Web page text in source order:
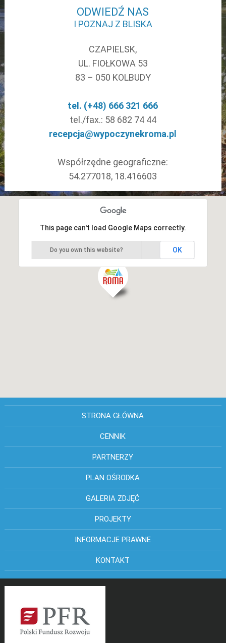
ODWIEDŹ NAS
I POZNAJ Z BLISKA
CZAPIELSK,
UL. FIOŁKOWA 53
83 – 050 KOLBUDY
tel. (+48) 666 321 666
tel./fax.: 58 682 74 44
recepcja@wypoczynekroma.pl
Współrzędne geograficzne:
54.277018, 18.416603
This page can't load Google Maps correctly.
Do you own this website? OK
STRONA GŁÓWNA
CENNIK
PARTNERZY
PLAN OŚRODKA
GALERIA ZDJĘĆ
PROJEKTY
INFORMACJE PRAWNE
KONTAKT